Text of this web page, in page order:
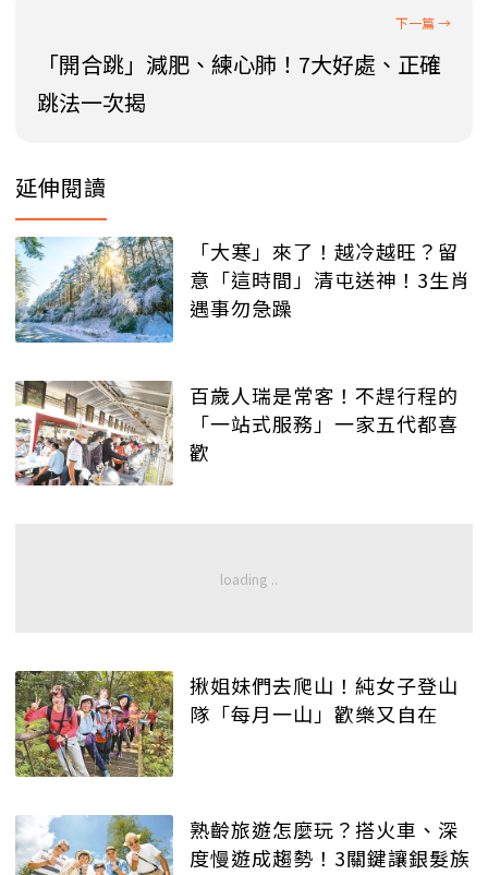
「開合跳」減肥、練心肺！7大好處、正確
跳法一次揭
延伸閱讀
「大寒」來了！越冷越旺？留
意「這時間」清屯送神！3生肖
遇事勿急躁
百歲人瑞是常客！不趕行程的
「一站式服務」一家五代都喜
歡
揪姐妹們去爬山！純女子登山
隊「每月一山」歡樂又自在
熟齡旅遊怎麼玩？搭火車、深
度慢遊成趨勢！3關鍵讓銀髮族